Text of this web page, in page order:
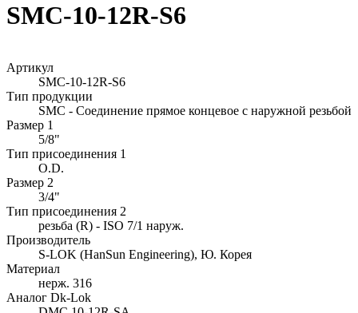
SMC-10-12R-S6
Артикул
SMC-10-12R-S6
Тип продукции
SMC - Соединение прямое концевое с наружной резьбой
Размер 1
5/8"
Тип присоединения 1
O.D.
Размер 2
3/4"
Тип присоединения 2
резьба (R) - ISO 7/1 наруж.
Производитель
S-LOK (HanSun Engineering), Ю. Корея
Материал
нерж. 316
Аналог Dk-Lok